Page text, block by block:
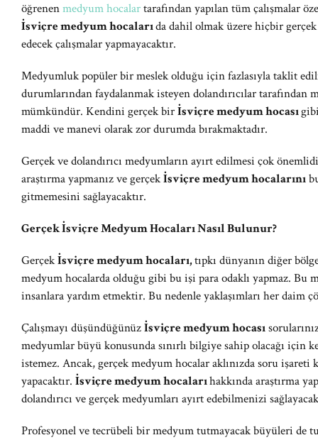
öğrenenmedyum hocalartarafından yapılan tüm çalışmalar
İsviçre medyum hocalarıda dahil olmak üzere hiçbir
edecek çalışmalar yapmayacaktır.
Medyumluk popüler bir meslek olduğu için fazlasıyla taklit
durumlarından faydalanmak isteyen dolandırıcılar
mümkündür. Kendini gerçek birİsviçre medyum hocası
maddi ve manevi olarak zor durumda bırakmaktadır.
Gerçek ve dolandırıcı medyumların ayırt edilmesi çok
araştırma yapmanız ve gerçekİsviçre medyum hocalarını
gitmemesini sağlayacaktır.
Gerçek İsviçre Medyum Hocaları Nasıl Bulunur?
Gerçekİsviçre medyum hocaları,tıpkı dünyanın diğer
medyum hocalarda olduğu gibi bu işi para odaklı yapmaz. Bu
insanlara yardım etmektir. Bu nedenle yaklaşımları her daim
Çalışmayı düşündüğünüzİsviçre medyum hocası
medyumlar büyü konusunda sınırlı bilgiye sahip olacağı için
istemez. Ancak, gerçek medyum hocalar aklınızda soru işareti
yapacaktır. İsviçre medyum hocalarıhakkında araştırma
dolandırıcı ve gerçek medyumları ayırt edebilmenizi
Profesyonel ve tecrübeli bir medyum tutmayacak büyüleri de